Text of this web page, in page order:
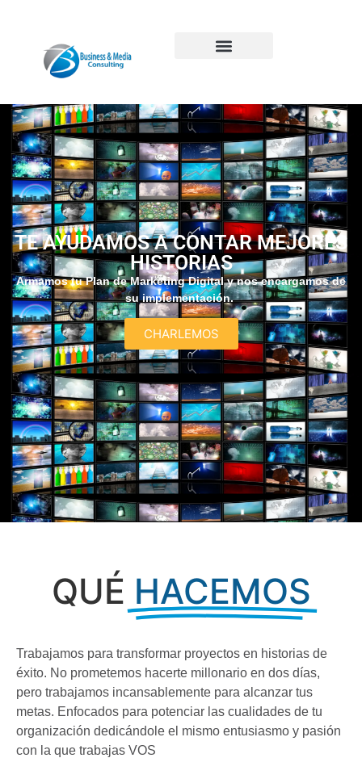
TE AYUDAMOS A CONTAR MEJORES
HISTORIAS
Armamos tu Plan de Marketing Digital y nos encargamos de
su implementación.
CHARLEMOS
QUÉ HACEMOS
Trabajamos para transformar proyectos en historias de
éxito. No prometemos hacerte millonario en dos días,
pero trabajamos incansablemente para alcanzar tus
metas. Enfocados para potenciar las cualidades de tu
organización dedicándole el mismo entusiasmo y pasión
con la que trabajas VOS